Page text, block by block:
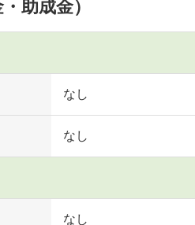
助成金）
なし
なし
なし